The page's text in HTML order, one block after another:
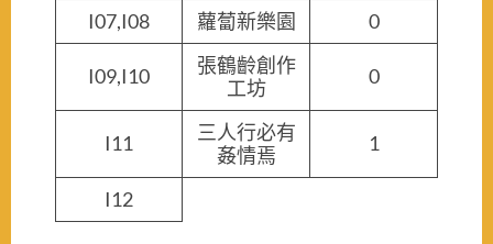
I07,I08
蘿蔔新樂園 0
I09,I10
張鶴齡創作
工坊
0
I11
三人行必有
姦情焉
1
I12